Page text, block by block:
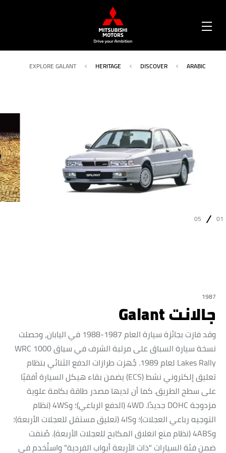
MENU
ARABIC
DISCOVER
HERITAGE
EXPLORE GALANT
01
05
1987
جالانت Galant
وقد فازت بجائزة سيارة العام 1987-1988 في اليابان، وحصلت
نسخة سيارة السباق على مرتبة الشرف في سباق WRC 1000
Lakes Rally لعام 1989. جُهزت طرازات الدفع الثنائي بنظام
تعليق إلكتروني نشط (ECS) يضمن بقاء هيكل السيارة أفقيًا
على سطح الطريق. كما أن لديها مصدر طاقة بكامة علوية
مزدوجة DOHC جديدًا. 4WD (الدفع الرباعي)؛ و4WS (نظام
التوجيه رباعي العجلات)؛ و4IS (تعليق مستقل للعجلات الأربعة)؛
و4ABS (نظام منع انغلاق المكابح للعجلات الأربعة). صُنفت
ضمن فئة السيارات "ذات الأربعة أبواب الفردية" واستُخدم في